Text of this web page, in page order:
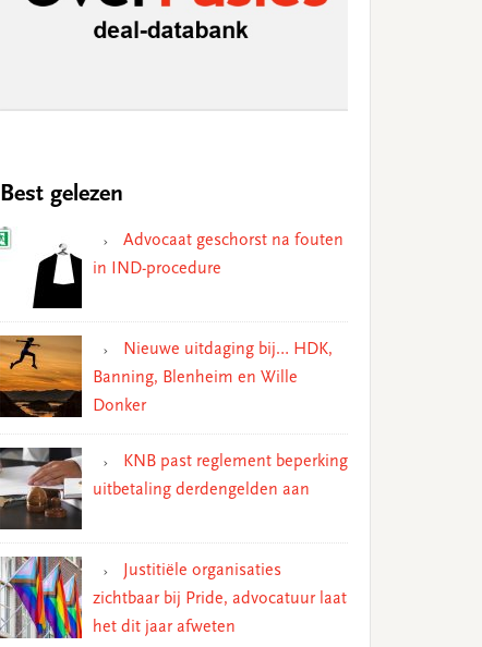
Best gelezen
Advocaat geschorst na fouten
in IND-procedure
Nieuwe uitdaging bij… HDK,
Banning, Blenheim en Wille
Donker
KNB past reglement beperking
uitbetaling derdengelden aan
Justitiële organisaties
zichtbaar bij Pride, advocatuur laat
het dit jaar afweten